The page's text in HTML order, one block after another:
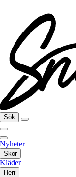
Sök
Nyheter
Skor
Kläder
Herr